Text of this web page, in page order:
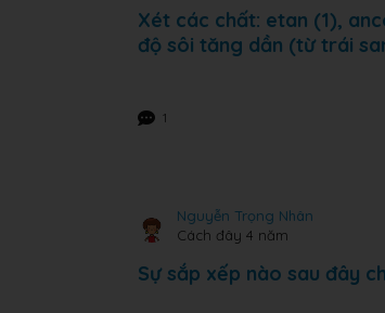
Xét các chất: etan (1),
độ sôi tăng dần (từ trái
1
Nguyễn Trọng Nhân
Cách đây 4 năm
Sự sắp xếp nào sau đây